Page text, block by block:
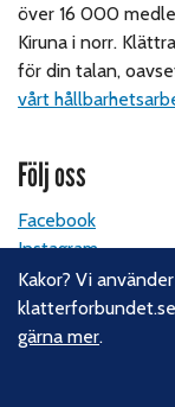
över 16 000
Kiruna i norr.
för din talan,
vårt
Följ oss
Facebook
Instagram
Linkedin
Nyhetsbrev
Kakor? Vi
gärna mer.